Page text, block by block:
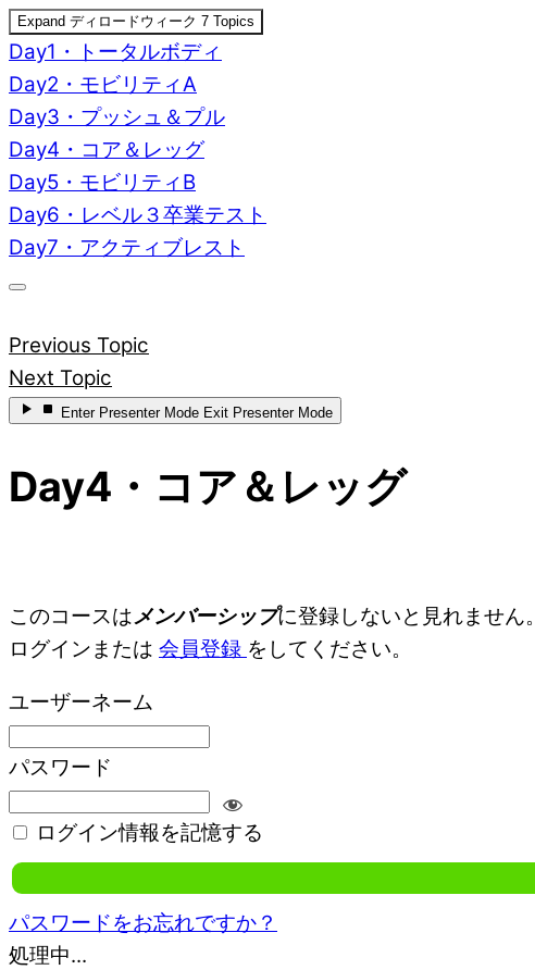
Expand ディロードウィーク 7 Topics
Day1・トータルボディ
Day2・モビリティA
Day3・プッシュ＆プル
Day4・コア＆レッグ
Day5・モビリティB
Day6・レベル３卒業テスト
Day7・アクティブレスト
Previous Topic
Next Topic
Enter Presenter Mode Exit Presenter Mode
Day4・コア＆レッグ
このコースはメンバーシップに登録しないと見れません。
ログインまたは 会員登録 をしてください。
ユーザーネーム
パスワード
ログイン情報を記憶する
パスワードをお忘れですか？
処理中...